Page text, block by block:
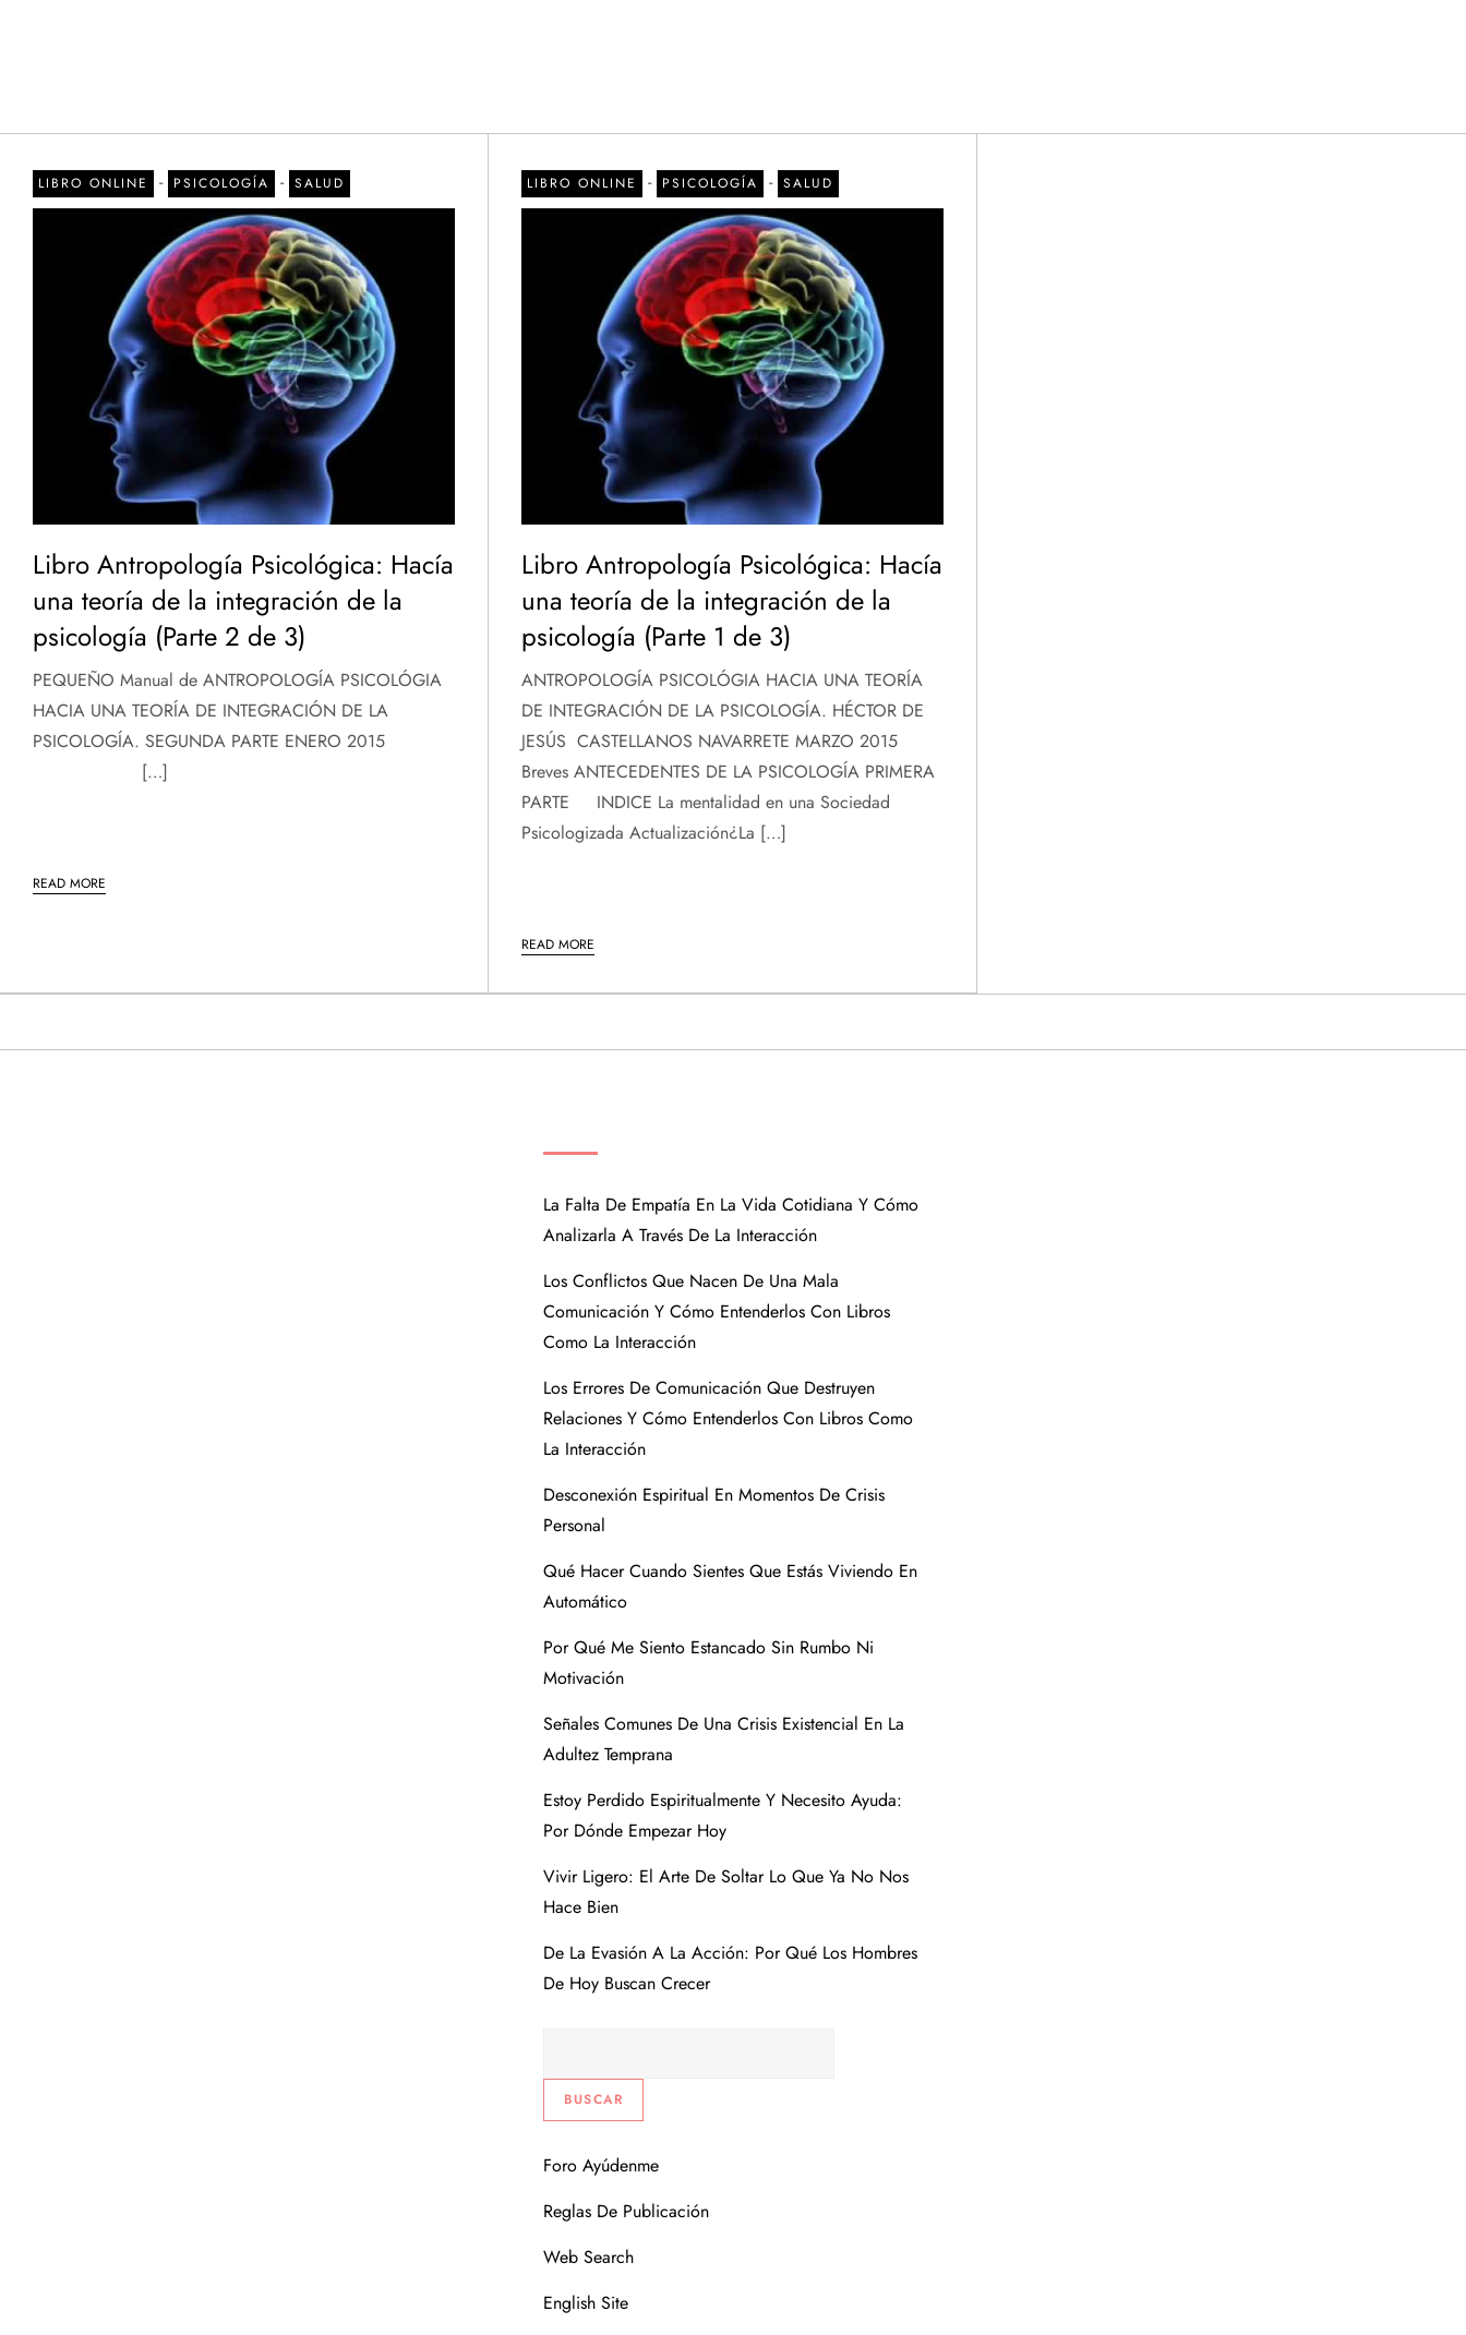
LIBRO ONLINE - PSICOLOGÍA - SALUD
Libro Antropología Psicológica: Hacía
una teoría de la integración de la
psicología (Parte 2 de 3)
PEQUEÑO Manual de ANTROPOLOGÍA PSICOLÓGIA
HACIA UNA TEORÍA DE INTEGRACIÓN DE LA
PSICOLOGÍA. SEGUNDA PARTE ENERO 2015
[…]
READ MORE
LIBRO ONLINE - PSICOLOGÍA - SALUD
Libro Antropología Psicológica: Hacía
una teoría de la integración de la
psicología (Parte 1 de 3)
ANTROPOLOGÍA PSICOLÓGIA HACIA UNA TEORÍA
DE INTEGRACIÓN DE LA PSICOLOGÍA. HÉCTOR DE
JESÚS CASTELLANOS NAVARRETE MARZO 2015
Breves ANTECEDENTES DE LA PSICOLOGÍA PRIMERA
PARTE INDICE La mentalidad en una Sociedad
Psicologizada Actualización¿La […]
READ MORE
La Falta De Empatía En La Vida Cotidiana Y Cómo
Analizarla A Través De La Interacción
Los Conflictos Que Nacen De Una Mala
Comunicación Y Cómo Entenderlos Con Libros
Como La Interacción
Los Errores De Comunicación Que Destruyen
Relaciones Y Cómo Entenderlos Con Libros Como
La Interacción
Desconexión Espiritual En Momentos De Crisis
Personal
Qué Hacer Cuando Sientes Que Estás Viviendo En
Automático
Por Qué Me Siento Estancado Sin Rumbo Ni
Motivación
Señales Comunes De Una Crisis Existencial En La
Adultez Temprana
Estoy Perdido Espiritualmente Y Necesito Ayuda:
Por Dónde Empezar Hoy
Vivir Ligero: El Arte De Soltar Lo Que Ya No Nos
Hace Bien
De La Evasión A La Acción: Por Qué Los Hombres
De Hoy Buscan Crecer
Foro Ayúdenme
Reglas De Publicación
Web Search
English Site